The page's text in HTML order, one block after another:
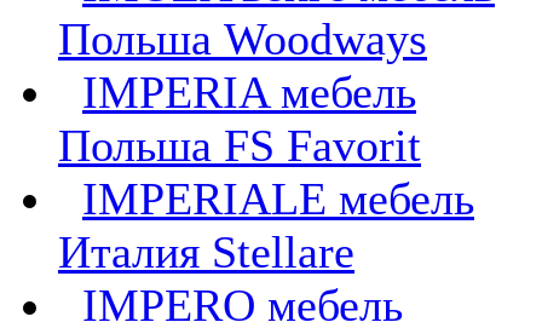
Польша Woodways
IMPERIA мебель
Польша FS Favorit
IMPERIALE мебель
Италия Stellare
IMPERO мебель